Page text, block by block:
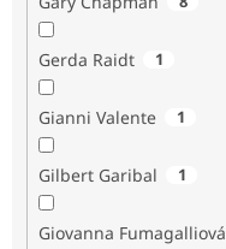
Gerda Raidt 1
Gianni Valente 1
Gilbert Garibal 1
Giovanna Fumagalliová